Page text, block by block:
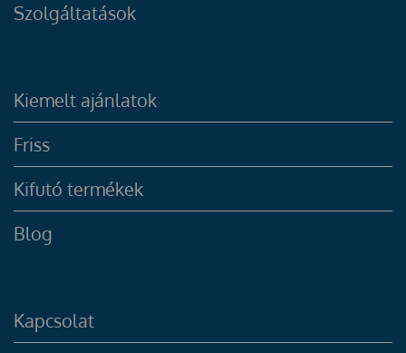
Szolgáltatások
Kiemelt ajánlatok
Friss
Kifutó termékek
Blog
Kapcsolat